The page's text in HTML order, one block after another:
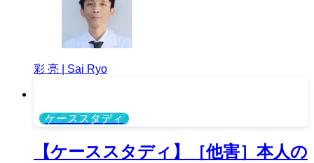
彩 亮 | Sai Ryo
ケーススタディ
【ケーススタディ】［他害］本人の